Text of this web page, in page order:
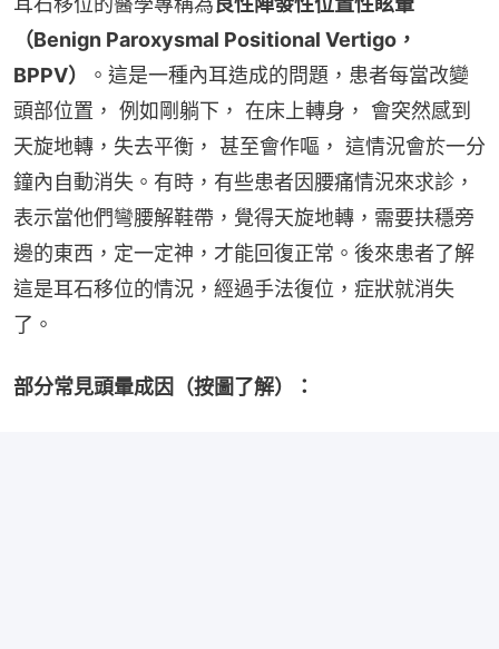
（Benign Paroxysmal Positional Vertigo，
BPPV）
。這是一種內耳造成的問題，患者每當改變
頭部位置， 例如剛躺下， 在床上轉身， 會突然感到
天旋地轉，失去平衡， 甚至會作嘔， 這情況會於一分
鐘內自動消失。有時，有些患者因腰痛情況來求診，
表示當他們彎腰解鞋帶，覺得天旋地轉，需要扶穩旁
邊的東西，定一定神，才能回復正常。後來患者了解
這是耳石移位的情況，經過手法復位，症狀就消失
了。
部分常見頭暈成因（按圖了解）：